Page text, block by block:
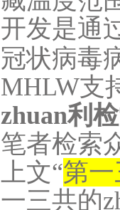
开发是通
冠状病毒
MHLW支
zhuan利
笔者检索
上文“第
一三共的